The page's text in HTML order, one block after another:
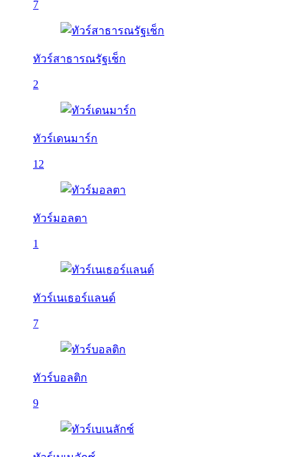
7
ทัวร์สาธารณรัฐเช็ก
2
ทัวร์เดนมาร์ก
12
ทัวร์มอลตา
1
ทัวร์เนเธอร์แลนด์
7
ทัวร์บอลติก
9